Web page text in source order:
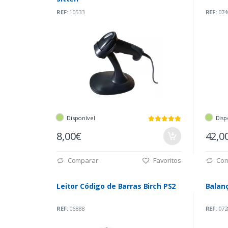
REF:10533
Disponível
8,00€
Comparar Favoritos
REF:
Leitor Código de Barras Birch PS2
REF:06888 REF: